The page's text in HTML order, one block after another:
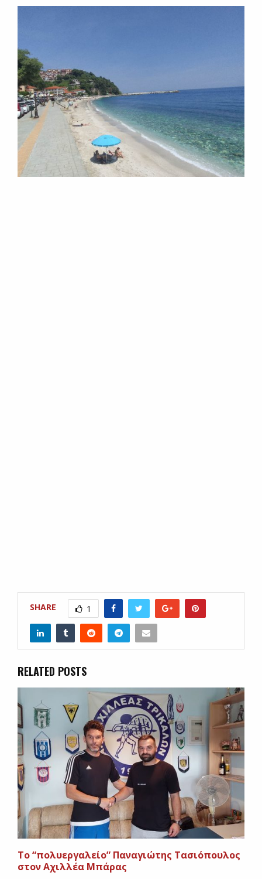
SHARE 1
RELATED POSTS
Το “πολυεργαλείο” Παναγιώτης Τασιόπουλος
στον Αχιλλέα Μπάρας